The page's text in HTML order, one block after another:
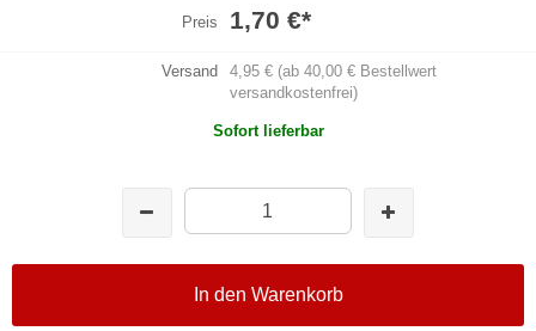
Preis 1,70 €*
Versand
4,95 € (ab 40,00 € Bestellwert
versandkostenfrei)
Sofort lieferbar
In den Warenkorb